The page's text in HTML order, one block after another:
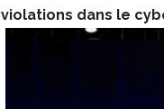
violations dans le